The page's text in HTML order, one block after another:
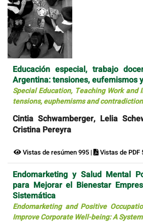
Educación especial, trabajo
Argentina: tensiones, eufemismos
Special Education, Teaching Work
tensions, euphemisms and
Cintia Schwamberger, Lelia
Cristina Pereyra
Vistas de resúmen 995 | Vistas de PDF
Endomarketing y Salud Mental
para Mejorar el Bienestar
Sistemática
Endomarketing and Positive
Improve Corporate Well-being: A